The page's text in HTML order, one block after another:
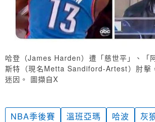
哈登（James Harden）遭「慈世平」、「
斯特（現名Metta Sandiford-Artest）肘擊
迷因。 圖擷自X
NBA季後賽 溫班亞瑪 哈波 灰